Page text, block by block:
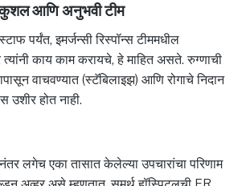
कुशल आणि अनुभवी टीम
पर्यंत, इमर्जन्सी रिस्पॉन्स टीममधील
काय काम करायचे, हे माहित असते. रुग्णाची
वाचवण्यात (स्टॅबिलाइझ) आणि रोगाचे निदान
होत नाही.
लगेच एका तासात केलेल्या उपचारांचा परिणाम